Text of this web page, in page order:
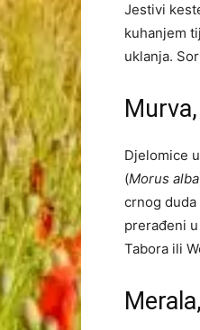
Jestivi
kuhanjem
uklanja.
Djelomice
(Morus alba
crnog duda
prerađeni
Tabora ili